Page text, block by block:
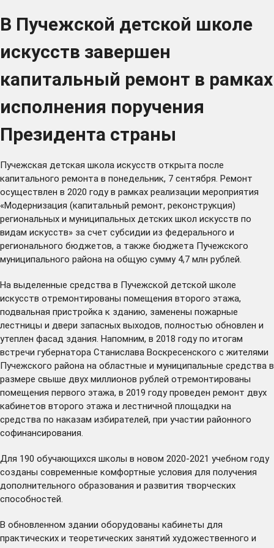
В Пучежской детской школе
искусств завершен
капитальный ремонт в рамках
исполнения поручения
Президента страны
Пучежская детская школа искусств открыта после
капитального ремонта в понедельник, 7 сентября. Ремонт
осуществлен в 2020 году в рамках реализации мероприятия
«Модернизация (капитальный ремонт, реконструкция)
региональных и муниципальных детских школ искусств по
видам искусств» за счет субсидии из федерального и
регионального бюджетов, а также бюджета Пучежского
муниципального района на общую сумму 4,7 млн рублей.
На выделенные средства в Пучежской детской школе
искусств отремонтированы помещения второго этажа,
подвальная пристройка к зданию, заменены пожарные
лестницы и двери запасных выходов, полностью обновлен и
утеплен фасад здания. Напомним, в 2018 году по итогам
встречи губернатора Станислава Воскресенского с жителями
Пучежского района на областные и муниципальные средства в
размере свыше двух миллионов рублей отремонтированы
помещения первого этажа, в 2019 году проведен ремонт двух
кабинетов второго этажа и лестничной площадки на
средства по наказам избирателей, при участии районного
софинансирования.
Для 190 обучающихся школы в новом 2020-2021 учебном году
созданы современные комфортные условия для получения
дополнительного образования и развития творческих
способностей.
В обновленном здании оборудованы кабинеты для
практических и теоретических занятий художественного и